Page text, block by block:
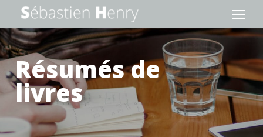
Résumés de
livres